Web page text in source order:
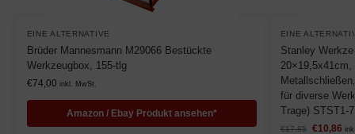
EINE ALTERNATIVE
Brüder Mannesmann M29066 Bestückte
Werkzeugbox, 155-tlg
€74,00 inkl. MwSt.
Amazon / Ebay Produkt ansehen*
EINE
Stanley
für diverse
Trage) STST1-
€17,85 €10,86